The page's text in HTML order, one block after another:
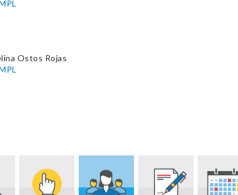
Ostos Rojas